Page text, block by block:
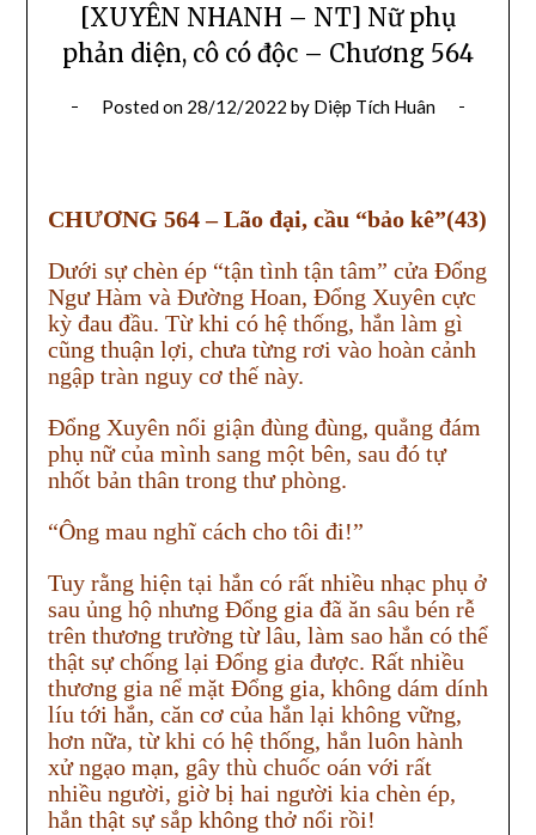
[XUYÊN NHANH – NT] Nữ phụ
phản diện, cô có độc – Chương 564
Posted on 28/12/2022 by Diệp Tích Huân
CHƯƠNG 564 – Lão đại, cầu “bảo kê”(43)
Dưới sự chèn ép “tận tình tận tâm” cửa Đổng
Ngư Hàm và Đường Hoan, Đổng Xuyên cực
kỳ đau đầu. Từ khi có hệ thống, hắn làm gì
cũng thuận lợi, chưa từng rơi vào hoàn cảnh
ngập tràn nguy cơ thế này.
Đổng Xuyên nổi giận đùng đùng, quẳng đám
phụ nữ của mình sang một bên, sau đó tự
nhốt bản thân trong thư phòng.
“Ông mau nghĩ cách cho tôi đi!”
Tuy rằng hiện tại hắn có rất nhiều nhạc phụ ở
sau ủng hộ nhưng Đổng gia đã ăn sâu bén rễ
trên thương trường từ lâu, làm sao hắn có thể
thật sự chống lại Đổng gia được. Rất nhiều
thương gia nể mặt Đổng gia, không dám dính
líu tới hắn, căn cơ của hắn lại không vững,
hơn nữa, từ khi có hệ thống, hắn luôn hành
xử ngạo mạn, gây thù chuốc oán với rất
nhiều người, giờ bị hai người kia chèn ép,
hắn thật sự sắp không thở nổi rồi!